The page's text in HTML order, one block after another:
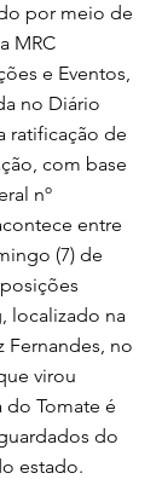
por meio de
MRC
e Eventos,
no Diário
ratificação de
com base
nº
entre
(7) de
localizado na
Fernandes, no
virou
do Tomate é
do
estado.